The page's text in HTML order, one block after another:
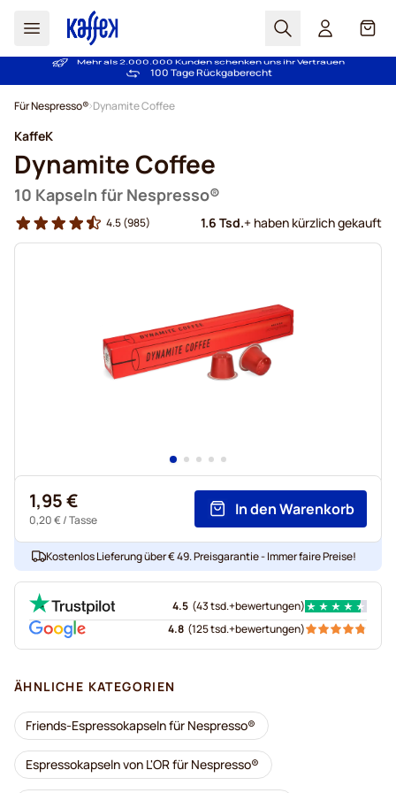
Suchen Cart
Preisgarantie- Immer faire Preise!
100 Tage Rückgaberecht
Mehr als 2.000.000 Kunden schenken uns ihr Vertrauen
Für Nespresso® Dynamite Coffee
KaffeK
Dynamite Coffee
10 Kapseln für Nespresso®
4.5(985) 1.6 Tsd.+ haben kürzlich gekauft
1,95 €
0,20 €/ Tasse
In den Warenkorb
Kostenlos Lieferung über € 49. Preisgarantie - Immer faire Preise!
4.5 (43 tsd.+bewertungen)
4.8 (125 tsd.+bewertungen)
ÄHNLICHE KATEGORIEN
Friends-Espressokapseln für Nespresso®
Espressokapseln von L'OR für Nespresso®